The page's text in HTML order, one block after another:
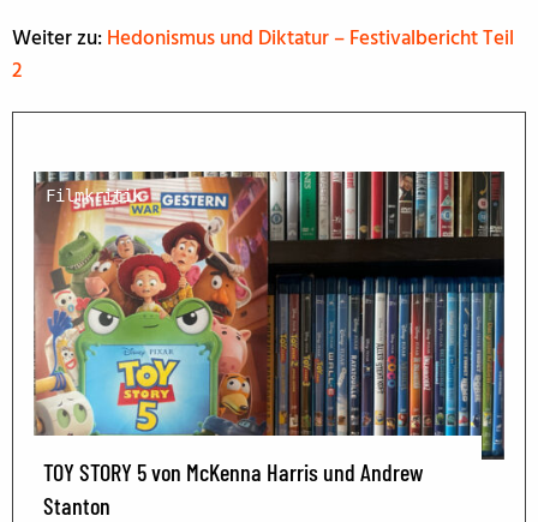
Weiter zu:Hedonismus und Diktatur – Festivalbericht Teil
2
Filmkritik
TOY STORY 5 von McKenna Harris und Andrew
Stanton